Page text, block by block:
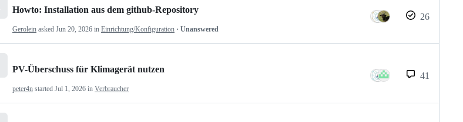
Howto: Installation aus dem github-Repository
Gerolein asked Jun 20, 2026 in Einrichtung/Konfiguration · Unanswered
26
PV-Überschuss für Klimagerät nutzen
peter4n started Jul 1, 2026 in Verbraucher
41